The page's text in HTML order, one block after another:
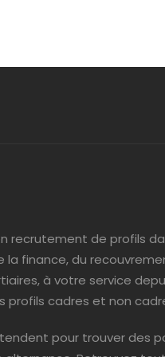
recrutement de profils
la finance, du
à votre service
profils cadres et non
pour trouver des